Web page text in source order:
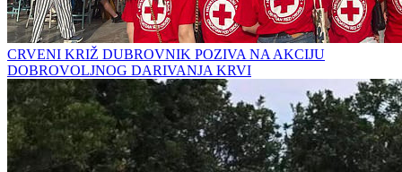
CRVENI KRIŽ DUBROVNIK POZIVA NA AKCIJU
DOBROVOLJNOG DARIVANJA KRVI